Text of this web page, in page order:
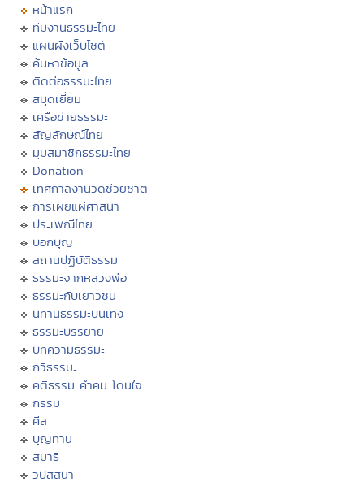
หน้าแรก
ทีมงานธรรมะไทย
แผนผังเว็บไซต์
ค้นหาข้อมูล
ติดต่อธรรมะไทย
สมุดเยี่ยม
เครือข่ายธรรมะ
สัญลักษณ์ไทย
มุมสมาชิกธรรมะไทย
Donation
เทศกาลงานวัดช่วยชาติ
การเผยแผ่ศาสนา
ประเพณีไทย
บอกบุญ
สถานปฏิบัติธรรม
ธรรมะจากหลวงพ่อ
ธรรมะกับเยาวชน
นิทานธรรมะบันเทิง
ธรรมะบรรยาย
บทความธรรมะ
กวีธรรมะ
คติธรรม คำคม โดนใจ
กรรม
ศีล
บุญทาน
สมาธิ
วิปัสสนา